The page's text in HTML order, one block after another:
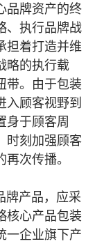
品牌资产的终
、执行品牌战
担着打造并维
略的执行载
带。由于包装
入顾客视野到
身于顾客周
时刻加强顾客
次传播。
产品，应采
核心产品包装
一企业旗下产